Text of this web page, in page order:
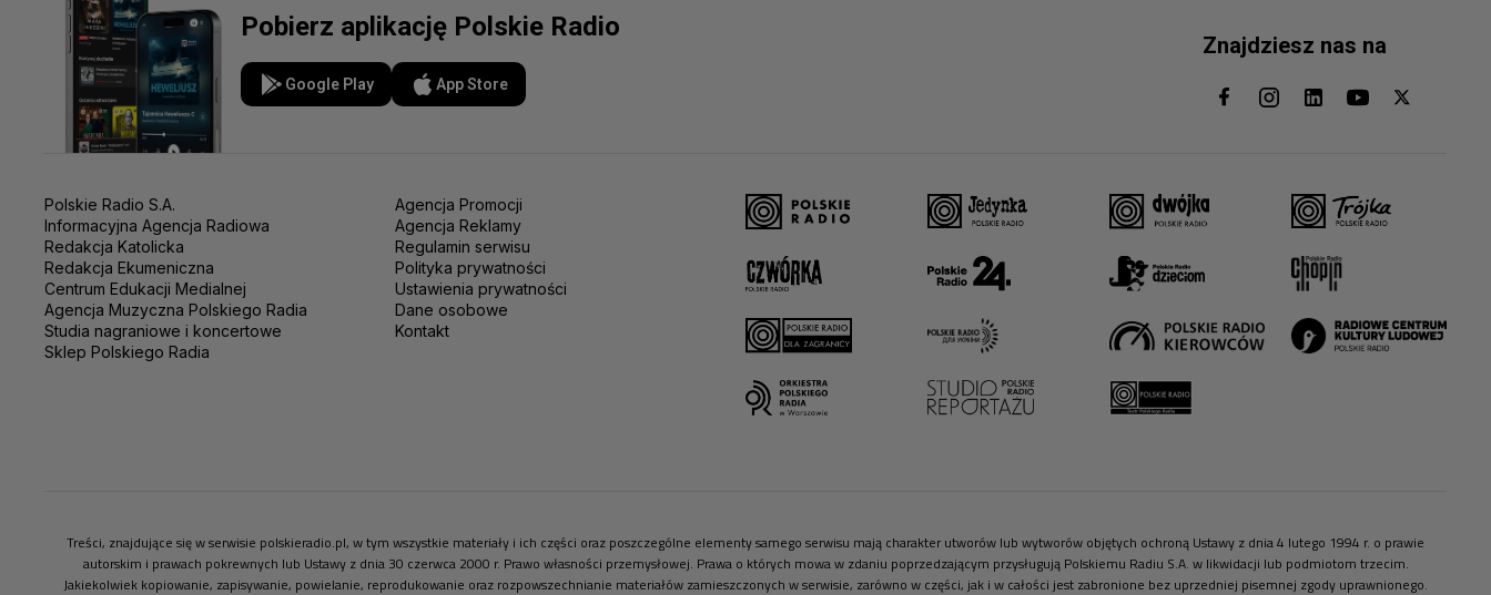
Pobierz aplikację Polskie Radio
Google Play App Store
Znajdziesz nas na
Polskie Radio S.A.
Informacyjna Agencja Radiowa
Redakcja Katolicka
Redakcja Ekumeniczna
Centrum Edukacji Medialnej
Agencja Muzyczna Polskiego Radia
Studia nagraniowe i koncertowe
Sklep Polskiego Radia
Agencja Promocji
Agencja Reklamy
Regulamin serwisu
Polityka prywatności
Ustawienia prywatności
Dane osobowe
Kontakt
Treści, znajdujące się w serwisie polskieradio.pl, w tym wszystkie materiały i ich części oraz poszczególne elementy samego serwisu mają charakter utworów lub wytworów objętych ochroną Ustawy z dnia 4 lutego 1994 r. o prawie
autorskim i prawach pokrewnych lub Ustawy z dnia 30 czerwca 2000 r. Prawo własności przemysłowej. Prawa o których mowa w zdaniu poprzedzającym przysługują Polskiemu Radiu S.A. w likwidacji lub podmiotom trzecim.
Jakiekolwiek kopiowanie, zapisywanie, powielanie, reprodukowanie oraz rozpowszechnianie materiałów zamieszczonych w serwisie, zarówno w części, jak i w całości jest zabronione bez uprzedniej pisemnej zgody uprawnionego.